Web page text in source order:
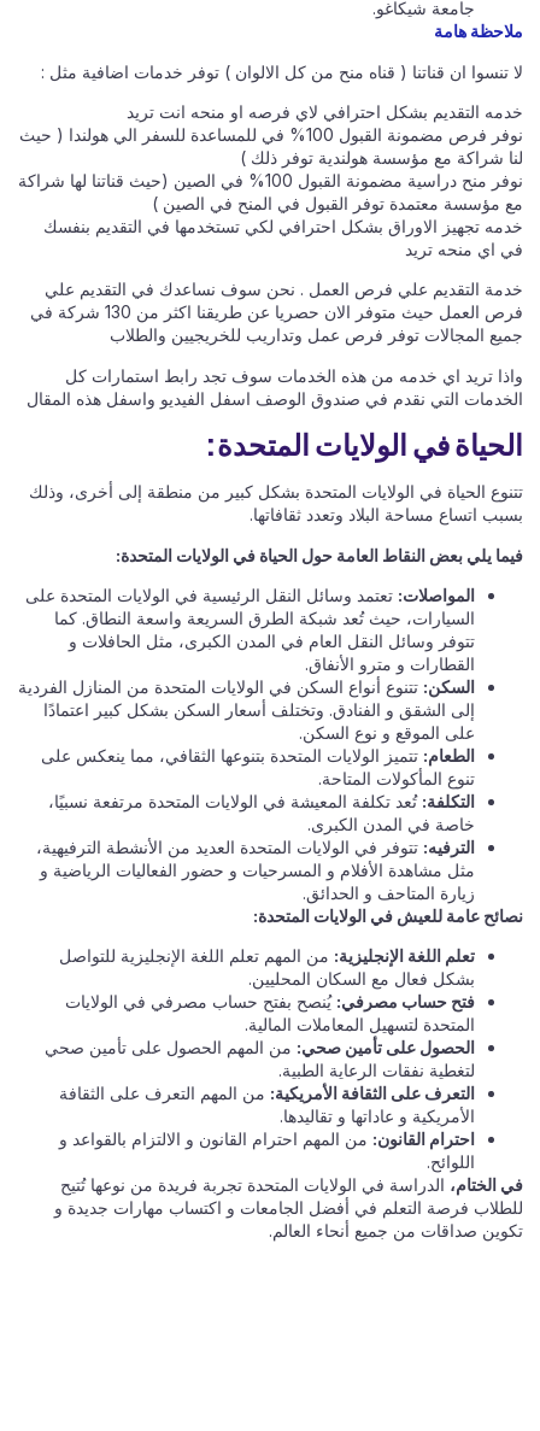
جامعة شيكاغو.
ملاحظة هامة
لا تنسوا ان قناتنا ( قناه منح من كل الالوان ) توفر خدمات اضافية مثل :
خدمه التقديم بشكل احترافي لاي فرصه او منحه انت تريد
نوفر فرص مضمونة القبول 100% في للمساعدة للسفر الي هولندا ( حيث
لنا شراكة مع مؤسسة هولندية توفر ذلك )
نوفر منح دراسية مضمونة القبول 100% في الصين (حيث قناتنا لها شراكة
مع مؤسسة معتمدة توفر القبول في المنح في الصين )
خدمه تجهيز الاوراق بشكل احترافي لكي تستخدمها في التقديم بنفسك
في اي منحه تريد
خدمة التقديم علي فرص العمل . نحن سوف نساعدك في التقديم علي
فرص العمل حيث متوفر الان حصريا عن طريقنا اكثر من 130 شركة في
جميع المجالات توفر فرص عمل وتداريب للخريجيين والطلاب
واذا تريد اي خدمه من هذه الخدمات سوف تجد رابط استمارات كل
الخدمات التي نقدم في صندوق الوصف اسفل الفيديو واسفل هذه المقال
الحياة في الولايات المتحدة:
تتنوع الحياة في الولايات المتحدة بشكل كبير من منطقة إلى أخرى، وذلك
بسبب اتساع مساحة البلاد وتعدد ثقافاتها.
فيما يلي بعض النقاط العامة حول الحياة في الولايات المتحدة:
المواصلات: تعتمد وسائل النقل الرئيسية في الولايات المتحدة على
السيارات، حيث تُعد شبكة الطرق السريعة واسعة النطاق. كما
تتوفر وسائل النقل العام في المدن الكبرى، مثل الحافلات و
القطارات و مترو الأنفاق.
السكن: تتنوع أنواع السكن في الولايات المتحدة من المنازل الفردية
إلى الشقق و الفنادق. وتختلف أسعار السكن بشكل كبير اعتمادًا
على الموقع و نوع السكن.
الطعام: تتميز الولايات المتحدة بتنوعها الثقافي، مما ينعكس على
تنوع المأكولات المتاحة.
التكلفة: تُعد تكلفة المعيشة في الولايات المتحدة مرتفعة نسبيًا،
خاصة في المدن الكبرى.
الترفيه: تتوفر في الولايات المتحدة العديد من الأنشطة الترفيهية،
مثل مشاهدة الأفلام و المسرحيات و حضور الفعاليات الرياضية و
زيارة المتاحف و الحدائق.
نصائح عامة للعيش في الولايات المتحدة:
تعلم اللغة الإنجليزية: من المهم تعلم اللغة الإنجليزية للتواصل
بشكل فعال مع السكان المحليين.
فتح حساب مصرفي: يُنصح بفتح حساب مصرفي في الولايات
المتحدة لتسهيل المعاملات المالية.
الحصول على تأمين صحي: من المهم الحصول على تأمين صحي
لتغطية نفقات الرعاية الطبية.
التعرف على الثقافة الأمريكية: من المهم التعرف على الثقافة
الأمريكية و عاداتها و تقاليدها.
احترام القانون: من المهم احترام القانون و الالتزام بالقواعد و
اللوائح.
في الختام، الدراسة في الولايات المتحدة تجربة فريدة من نوعها تُتيح
للطلاب فرصة التعلم في أفضل الجامعات و اكتساب مهارات جديدة و
تكوين صداقات من جميع أنحاء العالم.